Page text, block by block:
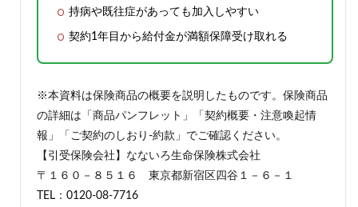
持病や既往症があっても加入しやすい
契約1年目から給付金が満額保障受け取れる
※本資料は保険商品の概要を説明したものです。保険商品
の詳細は「商品パンフレット」「契約概要・注意喚起情
報」「ご契約のしおり-約款」でご確認ください。
【引受保険会社】なないろ生命保険株式会社
〒１６０－８５１６ 東京都新宿区四谷１－６－１
TEL：0120-08-7716